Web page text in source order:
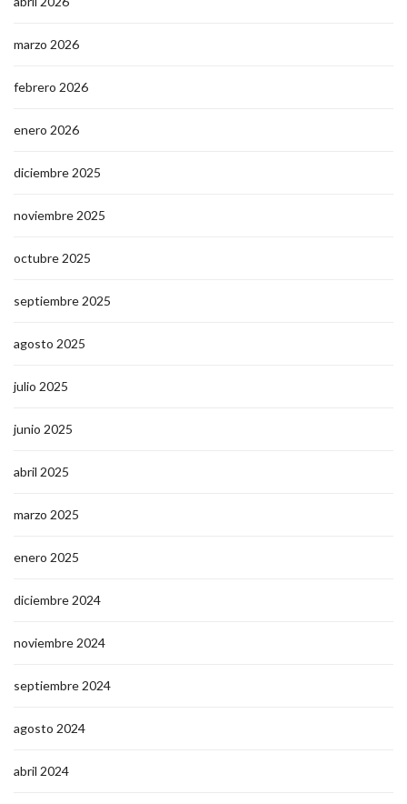
marzo 2026
febrero 2026
enero 2026
diciembre 2025
noviembre 2025
octubre 2025
septiembre 2025
agosto 2025
julio 2025
junio 2025
abril 2025
marzo 2025
enero 2025
diciembre 2024
noviembre 2024
septiembre 2024
agosto 2024
abril 2024